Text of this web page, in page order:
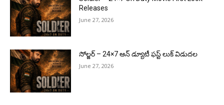
Releases
June 27, 2026
సోల్జర్ – 24×7 ఆన్ డ్యూటీ ఫస్ట్ లుక్ విడుదల
June 27, 2026